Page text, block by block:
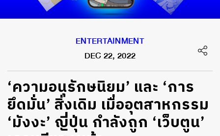
ENTERTAINMENT
DEC 22, 2022
‘ความอนุรักษนิยม’ และ ‘การ
ยึดมั่น’ สิ่งเดิม เมื่ออุตสาหกรรม
‘มังงะ’ ญี่ปุ่น กำลังถูก ‘เว็บตูน’